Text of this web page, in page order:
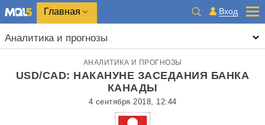
Главная Вход
Аналитика и прогнозы
АНАЛИТИКА И ПРОГНОЗЫ
USD/CAD: НАКАНУНЕ ЗАСЕДАНИЯ БАНКА
КАНАДЫ
4 сентября 2018, 12:44